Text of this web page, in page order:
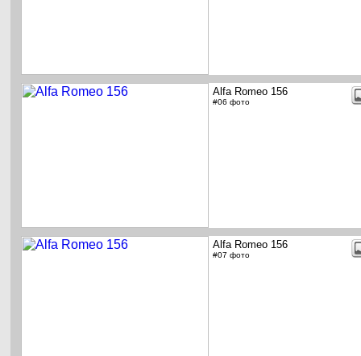
Alfa Romeo 156
#06 фото
Alfa Romeo 156
#07 фото